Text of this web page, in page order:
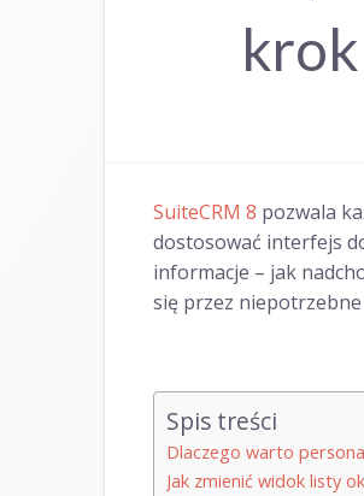
SuiteCRM 8 pozwala
dostosować interfejs
informacje – jak
się przez niepotrzebne
Spis treści
Dlaczego warto
Jak zmienić widok listy